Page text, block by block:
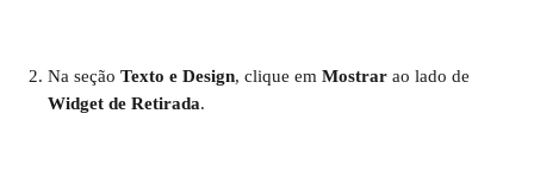
Na seção Texto e Design, clique em Mostrar ao lado de
Widget de Retirada.